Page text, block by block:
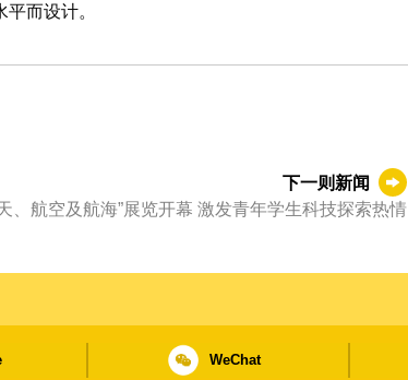
而设计。
下一则新闻
航空及航海”展览开幕 激发青年学生科技探索热情
WeChat